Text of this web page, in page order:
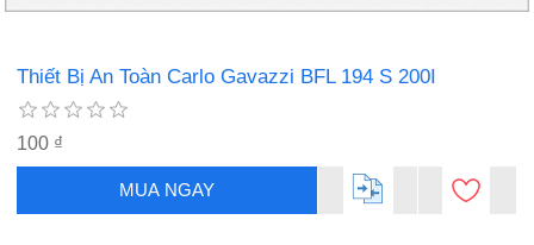
Thiết Bị An Toàn Carlo Gavazzi BFL 194 S 200I
100 ₫
MUA NGAY